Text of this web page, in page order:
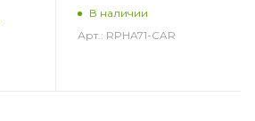
В наличии
Арт.: RPHA71-CAR